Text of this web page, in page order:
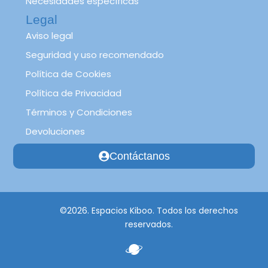
Legal
Aviso legal
Seguridad y uso recomendado
Política de Cookies
Política de Privacidad
Términos y Condiciones
Devoluciones
Contáctanos
©2026. Espacios Kiboo. Todos los derechos
reservados.